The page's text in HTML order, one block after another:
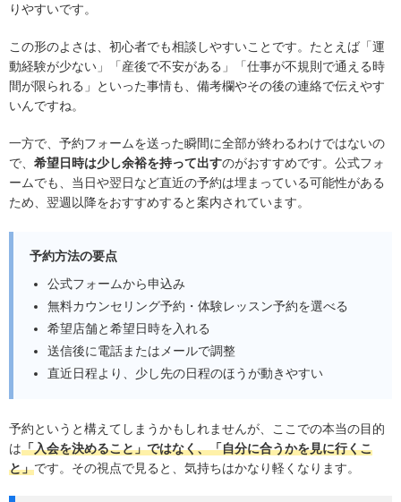
りやすいです。
この形のよさは、初心者でも相談しやすいことです。たとえば「運
動経験が少ない」「産後で不安がある」「仕事が不規則で通える時
間が限られる」といった事情も、備考欄やその後の連絡で伝えやす
いんですね。
一方で、予約フォームを送った瞬間に全部が終わるわけではないの
で、 希望日時は少し余裕を持って出すのがおすすめです。公式フォ
ームでも、当日や翌日など直近の予約は埋まっている可能性がある
ため、翌週以降をおすすめすると案内されています。
予約方法の要点
公式フォームから申込み
無料カウンセリング予約・体験レッスン予約を選べる
希望店舗と希望日時を入れる
送信後に電話またはメールで調整
直近日程より、少し先の日程のほうが動きやすい
予約というと構えてしまうかもしれませんが、ここでの本当の目的
は「入会を決めること」ではなく、「自分に合うかを見に行くこ
と」です。その視点で見ると、気持ちはかなり軽くなります。